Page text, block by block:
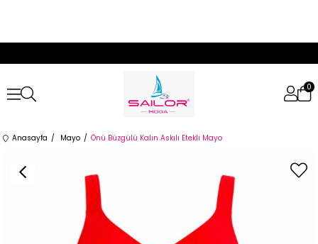
0
Anasayfa Mayo Önü Büzgülü Kalın Askılı Etekli Mayo